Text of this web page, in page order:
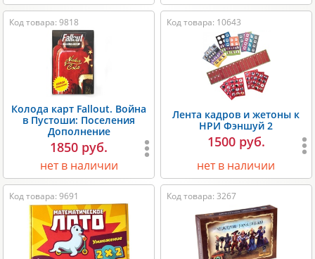
Код товара: 9818
Колода карт Fallout. Война
в Пустоши: Поселения
Дополнение
1850 руб.
нет в наличии
Код товара: 10643
Лента кадров и жетоны к
НРИ Фэншуй 2
1500 руб.
нет в наличии
Код товара: 9691 Код товара: 3267